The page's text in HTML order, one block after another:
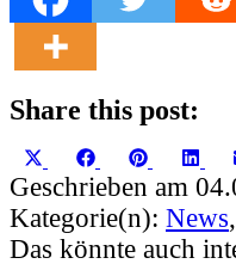
Share this post:
Share
on
(Twitter)
Share
on
FacebookShare
on
Pinterest
on
Geschrieben am
Kategorie(n): News,
Das könnte auch